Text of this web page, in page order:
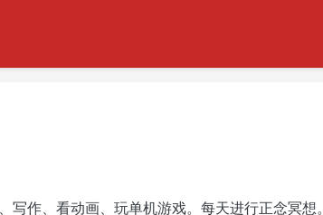
作、看动画、玩单机游戏。每天进行正念冥想。